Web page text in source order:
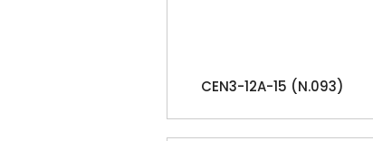
CEN3-12A-15 (N.093)